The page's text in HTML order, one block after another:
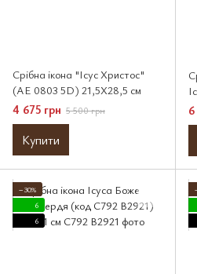
Срібна ікона "Ісус Христос"
(AE 0803 5D) 21,5X28,5 см
4 675 грн 5 500 грн
Купити
−30%
6
6